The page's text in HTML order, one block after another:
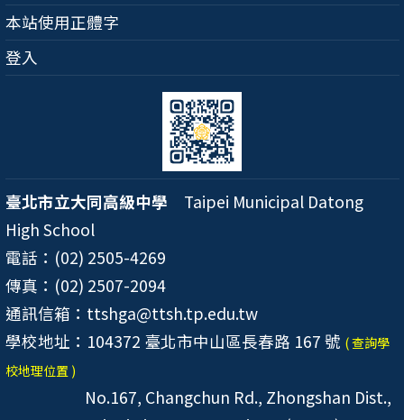
本站使用正體字
登入
臺北市立大同高級中學 Taipei Municipal Datong
High School
電話：(02) 2505-4269
傳真：(02) 2507-2094
通訊信箱：ttshga@ttsh.tp.edu.tw
學校地址：104372 臺北市中山區長春路 167 號 ( 查詢學
校地理位置 )
No.167, Changchun Rd., Zhongshan Dist.,